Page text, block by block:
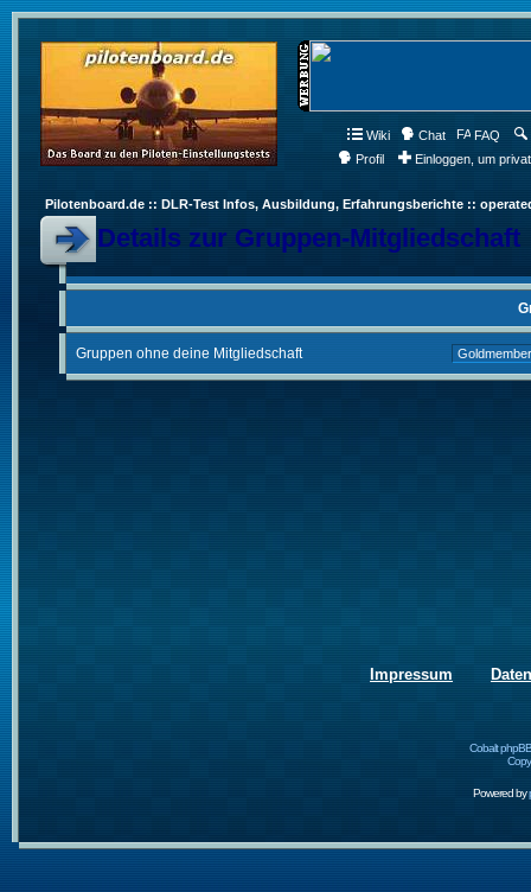
Wiki Chat FAQ
Profil
Einloggen, um
Pilotenboard.de :: DLR-Test Infos, Ausbildung, Erfahrungsberichte ::
Details zur Gruppen-Mitgliedschaft
Gruppen ohne deine Mitgliedschaft
Impressum
Cobalt
Powered by